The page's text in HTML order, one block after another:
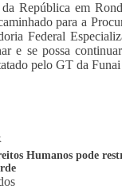
República em
para a
Federal
e se possa
pelo GT da
Humanos pode